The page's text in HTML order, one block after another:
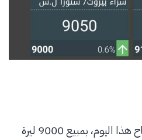
وكان أقل سعر صرف في افتتاح هذا اليوم، بمبيع 9000 ليرة